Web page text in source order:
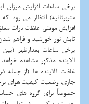
متربرثانیه) انتظار می
افزایش موقتی غلظت ذرات
تابش نور خورشید و فراهم
آلاینده مذكور مشاهده
غلظت آلاینده ها (از جمله
جاری، وضعیت كیفیت هوای
خصوصاً برای گروه های